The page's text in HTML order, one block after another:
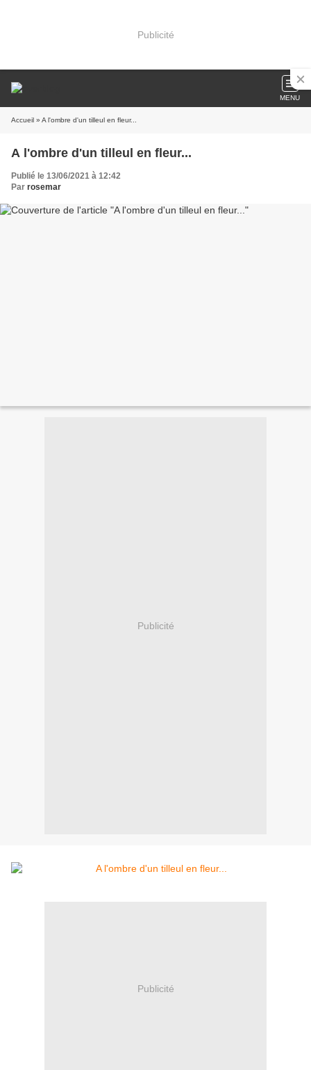
Publicité
MENU
Accueil » A l'ombre d'un tilleul en fleur...
A l'ombre d'un tilleul en fleur...
Publié le 13/06/2021 à 12:42
Par rosemar
Publicité
Publicité